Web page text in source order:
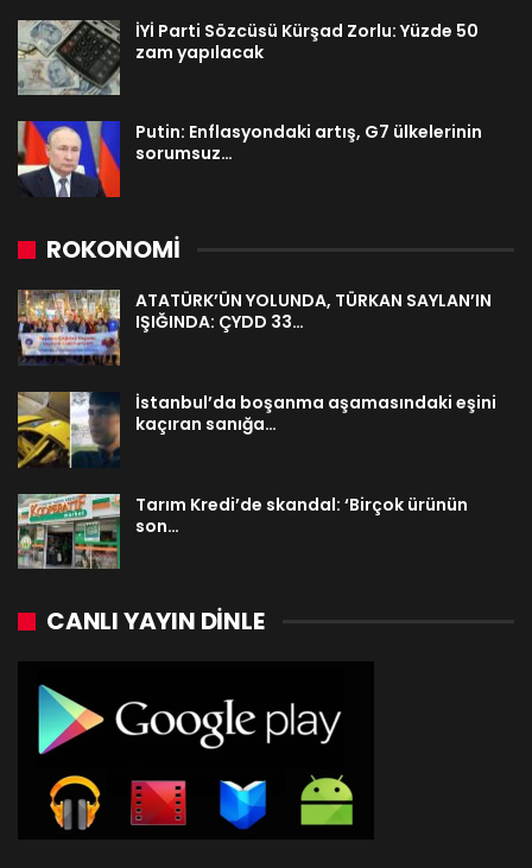
İYİ Parti Sözcüsü Kürşad Zorlu: Yüzde 50
zam yapılacak
Putin: Enflasyondaki artış, G7 ülkelerinin
sorumsuz…
ROKONOMİ
ATATÜRK’ÜN YOLUNDA, TÜRKAN SAYLAN’IN
IŞIĞINDA: ÇYDD 33…
İstanbul’da boşanma aşamasındaki eşini
kaçıran sanığa…
Tarım Kredi’de skandal: ‘Birçok ürünün
son…
CANLI YAYIN DINLE